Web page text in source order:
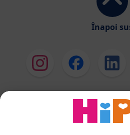
Înapoi
HiPP Hrană pentru copii mici